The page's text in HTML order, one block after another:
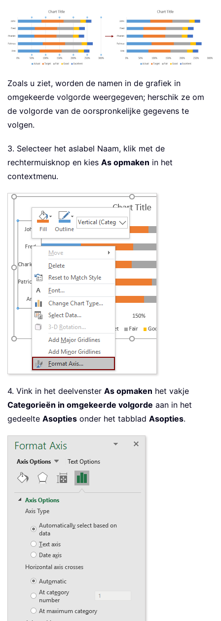
Zoals u ziet, worden de namen in de grafiek in
omgekeerde volgorde weergegeven; herschik ze om
de volgorde van de oorspronkelijke gegevens te
volgen.
3. Selecteer het aslabel Naam, klik met de
rechtermuisknop en kies As opmaken in het
contextmenu.
4. Vink in het deelvenster As opmaken het vakje
Categorieën in omgekeerde volgorde aan in het
gedeelte Asopties onder het tabblad Asopties.